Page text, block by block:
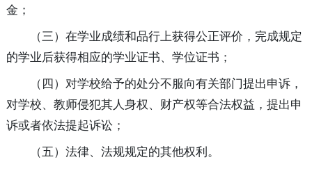
金；
（三）在学业成绩和品行上获得公正评价，完成规定
的学业后获得相应的学业证书、学位证书；
（四）对学校给予的处分不服向有关部门提出申诉，
对学校、教师侵犯其人身权、财产权等合法权益，提出申
诉或者依法提起诉讼；
（五）法律、法规规定的其他权利。